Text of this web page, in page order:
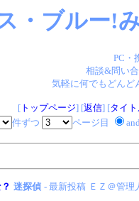
・ブルー!
PC・
相談&問い
気軽に何でもどん
[トップページ] [返信] [タイ
件ずつ
ページ目
迷探偵 - 最新投稿 ＥＺ＠管理